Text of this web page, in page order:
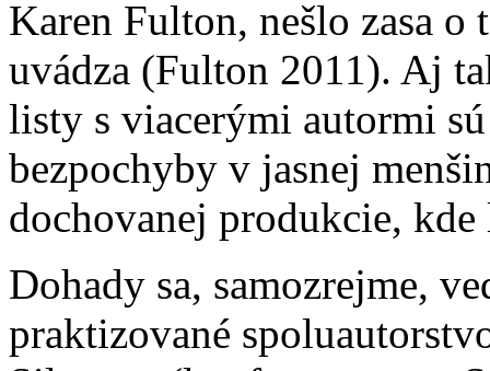
Karen Fulton, nešlo zasa
uvádza (Fulton 2011). Aj
listy s viacerými autormi
bezpochyby v jasnej
dochovanej produkcie,
Dohady sa, samozrejme,
praktizované